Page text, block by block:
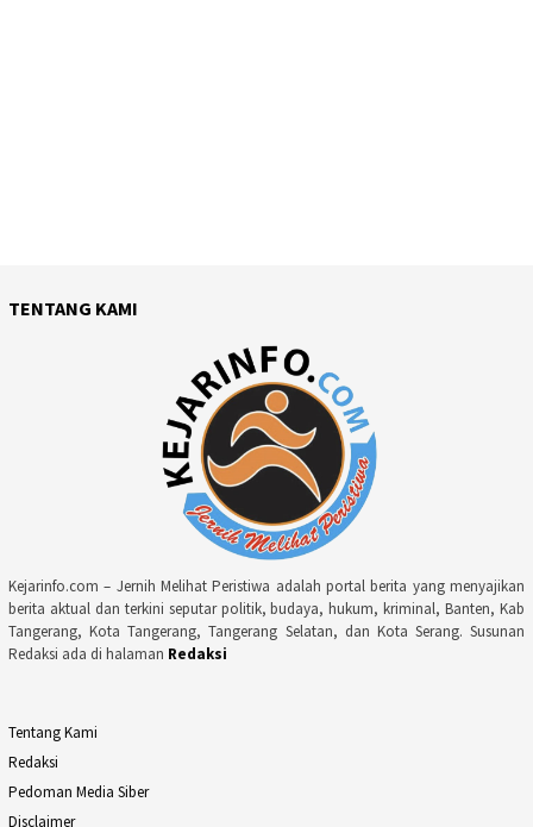
TENTANG KAMI
Kejarinfo.com – Jernih Melihat Peristiwa adalah portal berita yang menyajikan
berita aktual dan terkini seputar politik, budaya, hukum, kriminal, Banten, Kab
Tangerang, Kota Tangerang, Tangerang Selatan, dan Kota Serang. Susunan
Redaksi ada di halaman Redaksi
Tentang Kami
Redaksi
Pedoman Media Siber
Disclaimer